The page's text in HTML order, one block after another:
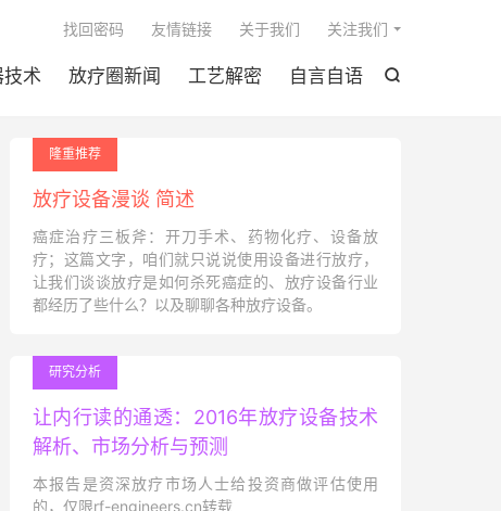

技术 放疗圈新闻 工艺解密 自言自语
找回密码 友情链接 关于我们 关注我们
隆重推荐
放疗设备漫谈 简述
癌症治疗三板斧：开刀手术、药物化疗、设备放
疗；这篇文字，咱们就只说说使用设备进行放疗，
让我们谈谈放疗是如何杀死癌症的、放疗设备行业
都经历了些什么？以及聊聊各种放疗设备。
研究分析
让内行读的通透：2016年放疗设备技术
解析、市场分析与预测
本报告是资深放疗市场人士给投资商做评估使用
的，仅限rf-engineers.cn转载